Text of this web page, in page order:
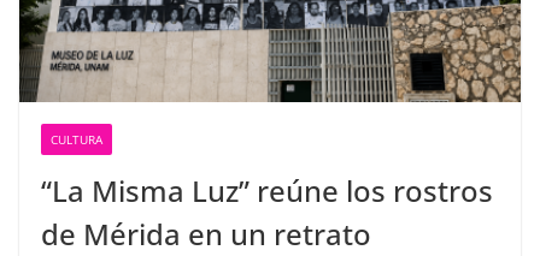
CULTURA
“La Misma Luz” reúne los rostros
de Mérida en un retrato